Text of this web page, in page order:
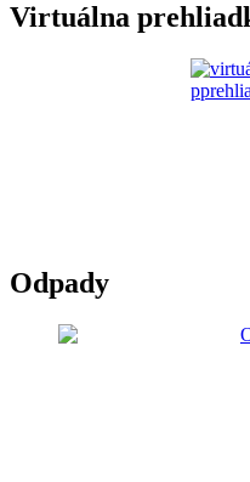
Virtuálna
Odpady